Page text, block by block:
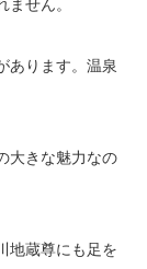
せん。
あります。温泉
大きな魅力なの
地蔵尊にも足を